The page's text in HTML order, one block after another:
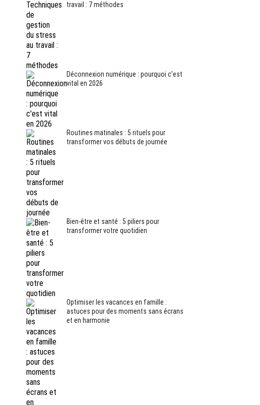
travail : 7 méthodes
Déconnexion numérique : pourquoi c’est
vital en 2026
Routines matinales : 5 rituels pour
transformer vos débuts de journée
Bien-être et santé : 5 piliers pour
transformer votre quotidien
Optimiser les vacances en famille :
astuces pour des moments sans écrans
et en harmonie